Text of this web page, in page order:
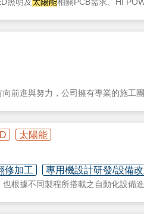
前進與努力，公司擁有專業的施工
率，藉此也能為地球盡微薄之力，
太陽能
修加工 專用機設計研發/設備
根據不同製程所搭載之自動化設備